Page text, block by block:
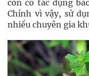
còn có tác dụng
Chính vì vậy, sử
nhiều chuyên gia